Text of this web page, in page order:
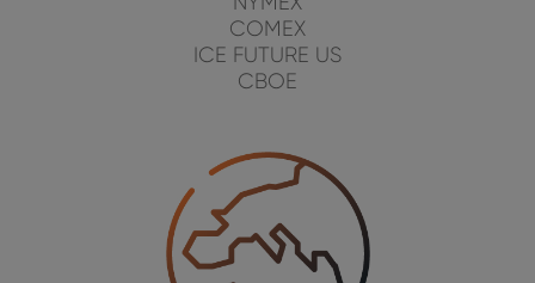
COMEX
ICE FUTURE US
CBOE